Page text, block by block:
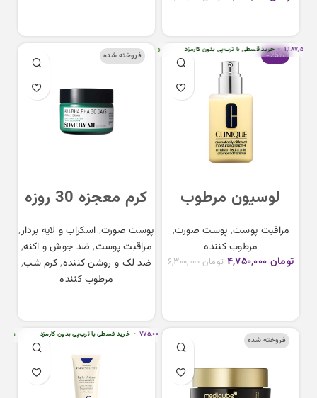
Medicube
Capsule Cream
هر قسط ۱,۱۸۷,۵۰۰تومان • خرید قسطی با ترب‌پی بدون کارمزد
-25%
لوسیون مرطوب
کننده درماتیکالی
دیفرنت کلینیک
Clinique
Moisturizing
Lotion
مراقبت پوست, پوست صورت,
مرطوب کننده
۶,۳۰۰,۰۰۰ تومان ۴,۷۵۰,۰۰۰ تومان
فروخته شده
کرم معجزه 30 روزه
سام بای می Some
By Mi
AHA.BHA.PHA 30
Days Miracle
پوست صورت, اسکراب و لایه بردار,
مراقبت پوست, ضد جوش و اکنه,
ضد لک و روشن کننده,کرم شب,
مرطوب کننده
فروخته شده
هر ۷۷۵,۰۰۰ • خرید قسطی با ترب‌پی بدون کارمزد با ترب‌پی بدون کارمزد